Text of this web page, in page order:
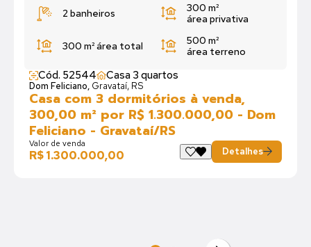
2 banheiros
300 m²
área privativa
300 m²área total
500 m²
área terreno
Cód. 52544 Casa 3 quartos
Dom Feliciano, Gravataí, RS
Casa com 3 dormitórios à venda,
300,00 m² por R$ 1.300.000,00 - Dom
Feliciano - Gravataí/RS
Valor de venda
R$ 1.300.000,00 Detalhes